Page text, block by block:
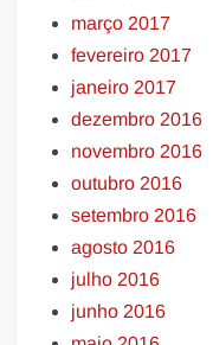
março 2017
fevereiro 2017
janeiro 2017
dezembro 2016
novembro 2016
outubro 2016
setembro 2016
agosto 2016
julho 2016
junho 2016